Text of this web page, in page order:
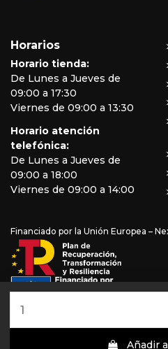
Añadir
Horarios
Horario tienda:
De Lunes a Jueves de
09:00 a 17:30
Viernes de 09:00 a 13:30
Horario atención
telefónica:
De Lunes a Jueves de
09:00 a 18:00
Viernes de 09:00 a 14:00
Financiado por la Unión Europea –